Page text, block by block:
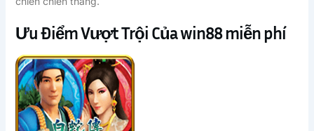
Ưu Điểm Vượt Trội Của win88 miễn phí